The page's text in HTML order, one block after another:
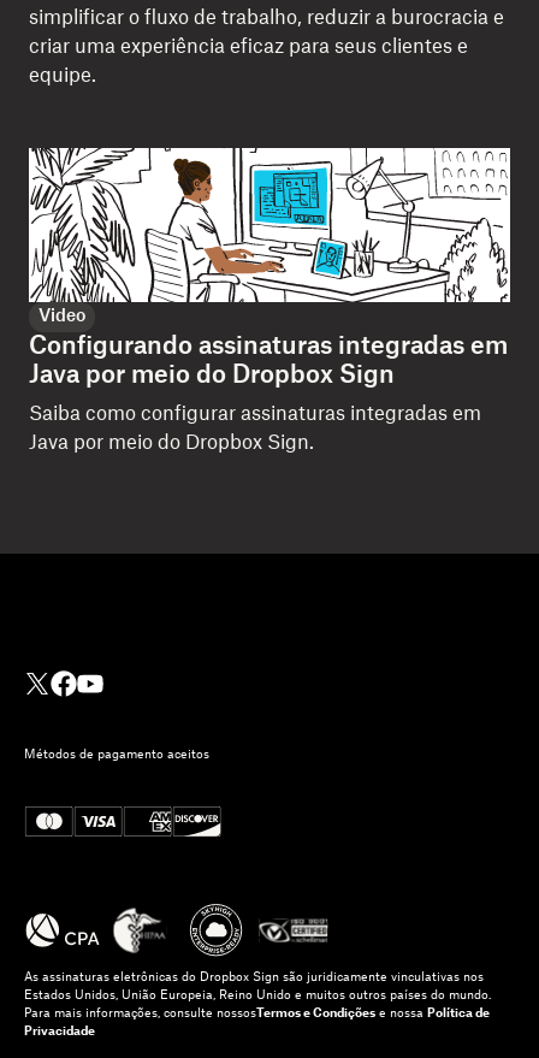
simplificar o fluxo de trabalho, reduzir a burocracia e
criar uma experiência eficaz para seus clientes e
equipe.
Video
Configurando assinaturas integradas em
Java por meio do Dropbox Sign
Saiba como configurar assinaturas integradas em
Java por meio do Dropbox Sign.
Métodos de pagamento aceitos
As assinaturas eletrônicas do Dropbox Sign são juridicamente vinculativas nos
Estados Unidos, União Europeia, Reino Unido e muitos outros países do mundo.
Para mais informações, consulte nossos Termos e Condições e nossa Política de
Privacidade